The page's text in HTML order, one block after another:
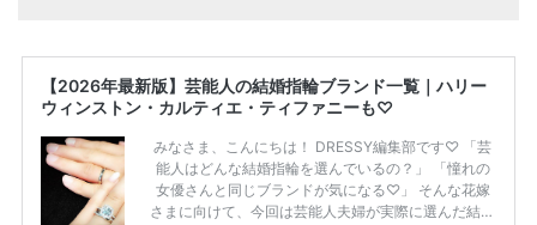
【2026年最新版】芸能人の結婚指輪ブランド一覧｜ハリー
ウィンストン・カルティエ・ティファニーも♡
みなさま、こんにちは！ DRESSY編集部です♡ 「芸
能人はどんな結婚指輪を選んでいるの？」 「憧れの
女優さんと同じブランドが気になる♡」 そんな花嫁
さまに向けて、今回は芸能人夫婦が実際に選んだ結婚